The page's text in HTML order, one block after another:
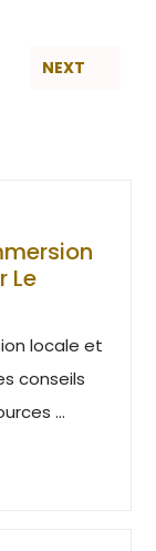
NEXT
Le
locale et
conseils
...